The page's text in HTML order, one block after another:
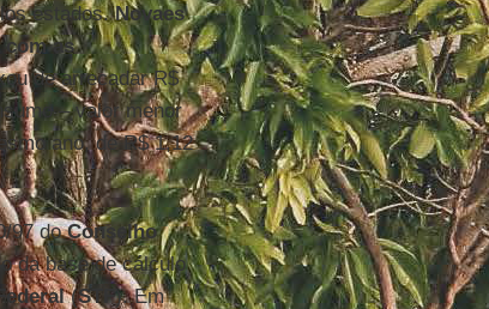
estados.Novaes
as
de arrecadar R$
– valor menor
ano, de R$ 1,12
97 doConselho
da base de cálculo
(STF). Em